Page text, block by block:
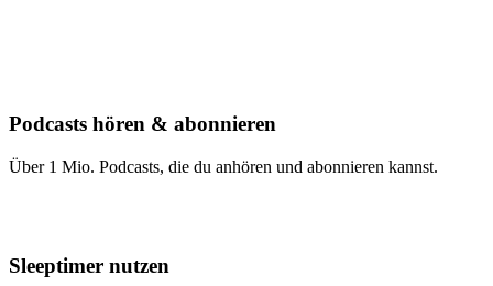
Podcasts hören & abonnieren
Über 1 Mio. Podcasts, die du anhören und abonnieren kannst.
Sleeptimer nutzen